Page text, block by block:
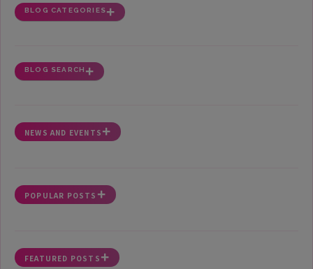
BLOG CATEGORIES
BLOG SEARCH
NEWS AND EVENTS
POPULAR POSTS
FEATURED POSTS